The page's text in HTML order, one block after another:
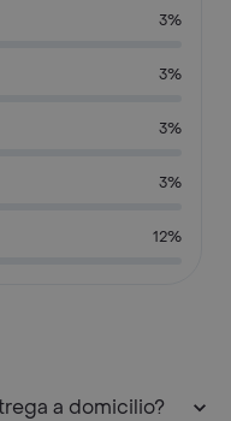
3%
3%
3%
3%
12%
a domicilio?